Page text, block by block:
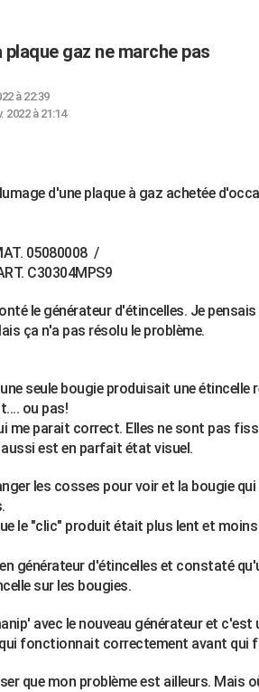
plaque gaz ne marche pas
à 22:39
2022 à 21:14
d'une plaque à gaz achetée
05080008 /
C30304MPS9
le générateur d'étincelles. Je
ça n'a pas résolu le problème.
seule bougie produisait une étincelle
ou pas!
me parait correct. Elles ne sont pas
est en parfait état visuel.
les cosses pour voir et la bougie
le "clic" produit était plus lent et
générateur d'étincelles et constaté
sur les bougies.
avec le nouveau générateur et
qui fonctionnait correctement avant qui
que mon problème est ailleurs. Mais